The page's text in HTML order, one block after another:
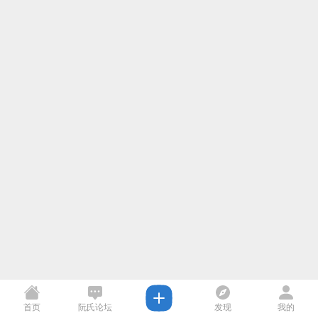
首页 阮氏论坛 发现 我的